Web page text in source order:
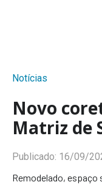
Notícias
Novo
Matriz de
Publicado: 16/09/
Remodelado, espaço